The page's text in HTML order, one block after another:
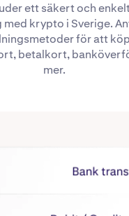
ett säkert och
krypto i Sverige.
för att
betalkort,
mer.